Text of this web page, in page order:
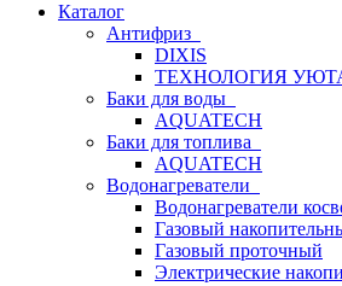
Каталог
Антифриз
DIXIS
ТЕХНОЛОГИЯ
Баки для воды
AQUATECH
Баки для топлива
AQUATECH
Водонагреватели
Водонагреватели
Газовый
Газовый проточный
Электрические